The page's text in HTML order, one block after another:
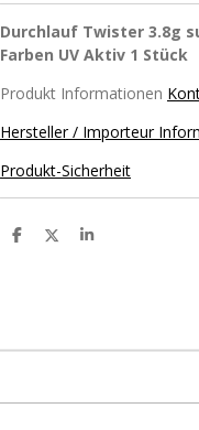
Durchlauf Twister 3.8g
Farben UV Aktiv 1 Stück
Produkt Informationen
Hersteller / Importeur
Produkt-Sicherheit
T
T
T